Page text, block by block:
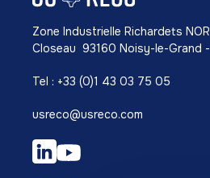
Zone Industrielle Richardets
Closeau 93160 Noisy-le-Grand
Tel : +33 (0)1 43 03 75 05
usreco@usreco.com